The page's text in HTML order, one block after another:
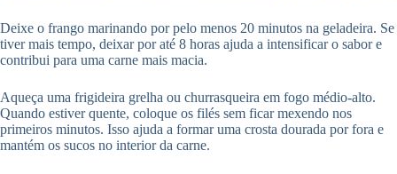
Deixe o frango marinando por pelo menos 20 minutos na geladeira. Se
tiver mais tempo, deixar por até 8 horas ajuda a intensificar o sabor e
contribui para uma carne mais macia.
Aqueça uma frigideira grelha ou churrasqueira em fogo médio-alto.
Quando estiver quente, coloque os filés sem ficar mexendo nos
primeiros minutos. Isso ajuda a formar uma crosta dourada por fora e
mantém os sucos no interior da carne.